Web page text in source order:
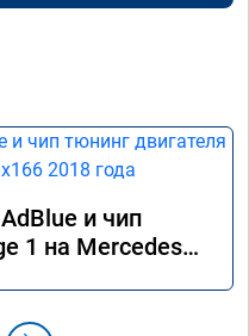
и чип
1 на Mercedes